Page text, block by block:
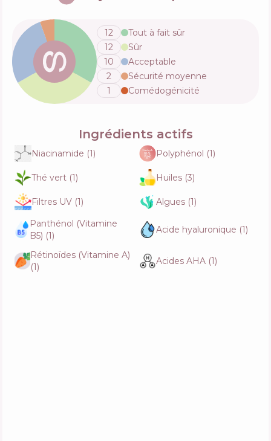
Actifs
12
Tout à fait sûr
12
Sûr
10
Acceptable
2
Sécurité moyenne
1
Comédogénicité
Ingrédients actifs
Niacinamide (1) Polyphénol (1)
Thé vert (1) Huiles (3)
Filtres UV (1) Algues (1)
Panthénol (Vitamine
B5) (1)
Acide hyaluronique (1)
Rétinoïdes (Vitamine A)
(1)
Acides AHA (1)